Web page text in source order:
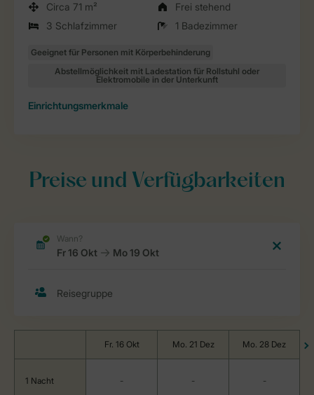
Circa 71 m²
Frei stehend
3 Schlafzimmer
1 Badezimmer
Einrichtungsmerkmale
Preise und Verfügbarkeiten
Fr. 16 Okt Mo. 21 Dez Mo. 28 Dez
1 Nacht - - -